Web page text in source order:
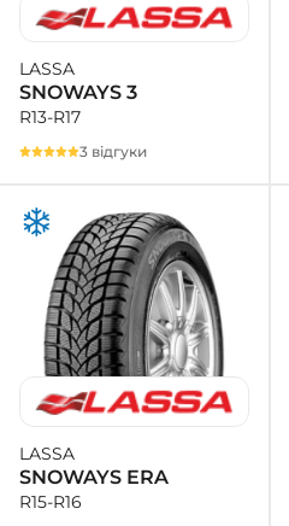
LASSA
SNOWAYS 3
R13-R17
3 відгуки
LASSA
SNOWAYS ERA
R15-R16